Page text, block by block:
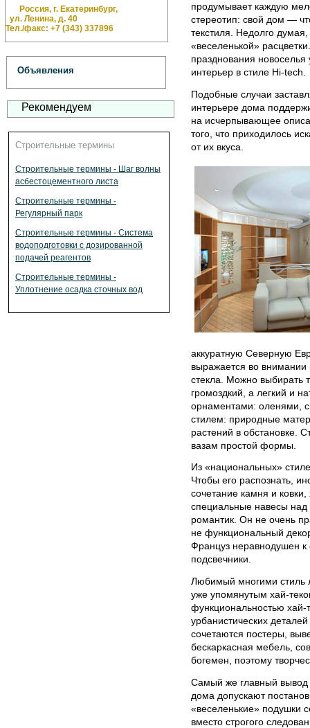
Россия, г. Екатеринбург,
ул. Ленина, д. 40
Тел./факс: +7 (343) 337896
Объявления
Рекомендуем
Строительные термины
Строительные термины - Шаг волны
асбестоцементного листа
Строительные термины -
Регулярный парк
Строительные термины - Система
водоподготовки с дозированной
подачей реагентов
Строительные термины -
Уплотнение осадка сточных вод
продумывает каждую
стереотип: свой дом —
текстиля. Недолго
«веселенькой»
празднования
интерьер в стиле Hi-tech.
Подобные случаи
интерьере дома
на исчерпывающее
того, что приходилось
от их вкуса.
аккуратную Северную
выражается во
стекла. Можно выбирать
громоздкий, а легкий и
орнаментами: оленями,
стилем: природные
растений в обстановке.
вазам простой формы.
Из «национальных»
Чтобы его распознать,
сочетание камня и
специальные навесы
романтик. Он не очень
не функциональный
Француз неравнодушен
подсвечники.
Любимый многими стиль
уже упомянутым хай-
функциональностью
урбанистических
сочетаются постеры,
бескаркасная мебель,
богемен, поэтому
Самый же главный вывод
дома допускают
«веселенькие» подушки
вместо строгого